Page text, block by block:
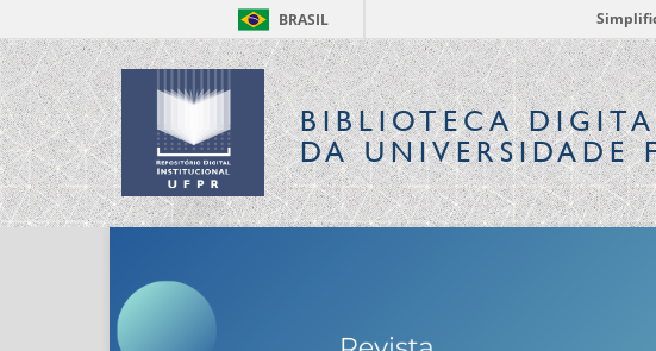
BRASIL
BIBLIOTECA
DA UNIVERSIDADE